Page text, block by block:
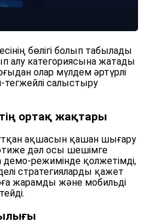
бөлігі болып табылады
алу категориясына жатады
олар мүлдем әртүрлі
салыстыру
ортақ жақтары
ақшасын қашан шығару
дәл осы шешімге
режимінде қолжетімді,
стратегияларды қажет
жарамды және мобильді